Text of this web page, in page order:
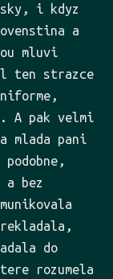
i kdyz
a
mluvi
ten strazce
A pak velmi
mlada pani
bez
do
rozumela